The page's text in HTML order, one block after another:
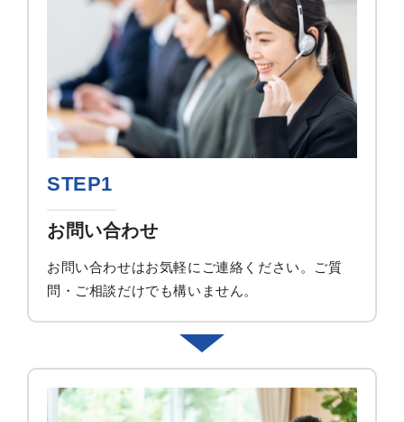
STEP1
お問い合わせ
お問い合わせはお気軽にご連絡ください。ご質
問・ご相談だけでも構いません。